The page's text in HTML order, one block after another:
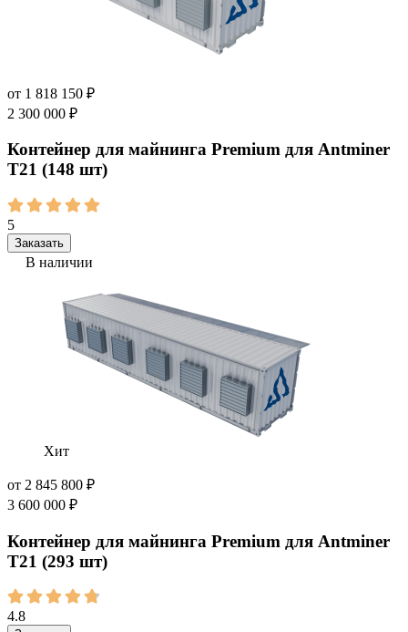
от 1 818 150 ₽
2 300 000 ₽
Контейнер для майнинга Premium для Antminer
Т21 (148 шт)
5
Заказать
В наличии
Хит
от 2 845 800 ₽
3 600 000 ₽
Контейнер для майнинга Premium для Antminer
Т21 (293 шт)
4.8